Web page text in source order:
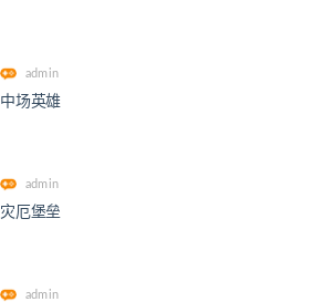
admin
中场英雄
admin
灾厄堡垒
admin